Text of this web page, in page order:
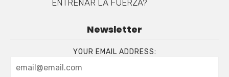
ENTRENAR LA FUERZA?
Newsletter
YOUR EMAIL ADDRESS: